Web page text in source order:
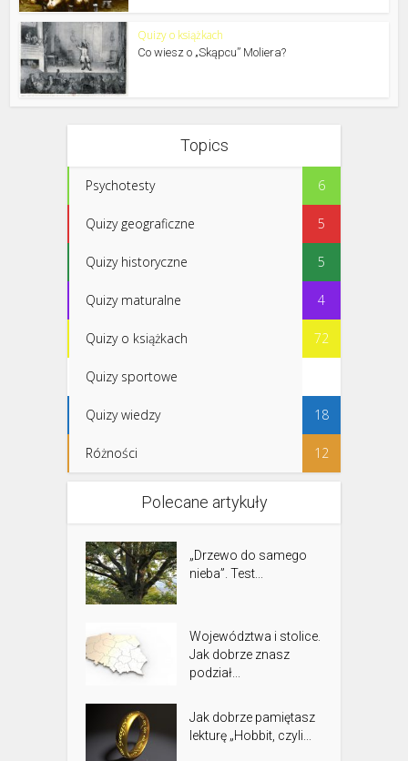
Quizy o książkach
Co wiesz o „Skąpcu” Moliera?
Topics
Psychotesty 6
Quizy geograficzne 5
Quizy historyczne 5
Quizy maturalne 4
Quizy o książkach 72
Quizy sportowe
Quizy wiedzy 18
Różności 12
Polecane artykuły
„Drzewo do samego
nieba”. Test...
Województwa i stolice.
Jak dobrze znasz
podział...
Jak dobrze pamiętasz
lekturę „Hobbit, czyli...